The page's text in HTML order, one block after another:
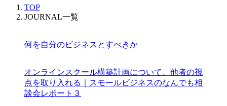
TOP
JOURNAL一覧
何を自分のビジネスとすべきか
オンラインスクール構築計画について、他者の視
点を取り入れる｜スモールビジネスのなんでも相
談会レポート３